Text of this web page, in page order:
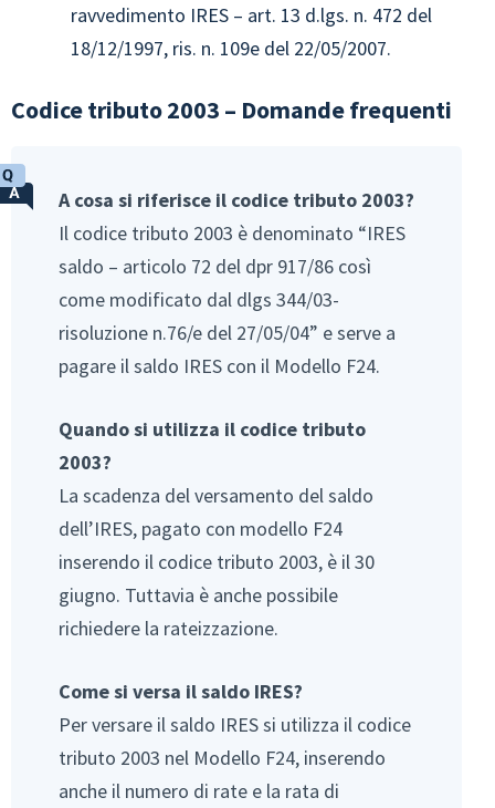
ravvedimento IRES – art. 13 d.lgs. n. 472 del
18/12/1997, ris. n. 109e del 22/05/2007.
Codice tributo 2003 – Domande frequenti
A cosa si riferisce il codice tributo 2003?
Il codice tributo 2003 è denominato “IRES
saldo – articolo 72 del dpr 917/86 così
come modificato dal dlgs 344/03-
risoluzione n.76/e del 27/05/04” e serve a
pagare il saldo IRES con il Modello F24.
Quando si utilizza il codice tributo
2003?
La scadenza del versamento del saldo
dell’IRES, pagato con modello F24
inserendo il codice tributo 2003, è il 30
giugno. Tuttavia è anche possibile
richiedere la rateizzazione.
Come si versa il saldo IRES?
Per versare il saldo IRES si utilizza il codice
tributo 2003 nel Modello F24, inserendo
anche il numero di rate e la rata di